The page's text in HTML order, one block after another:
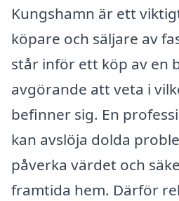
Kungshamn är ett
köpare och säljare av
står inför ett köp av en
avgörande att veta i
befinner sig. En
kan avslöja dolda
påverka värdet och
framtida hem. Därför